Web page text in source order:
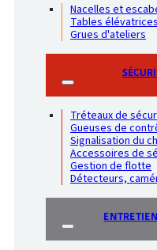
Nacelles et
Tables élévatrices
Grues d'ateliers
Tréteaux de
Gueuses de
Signalisation du
Accessoires de
Gestion de flotte
Détecteurs,